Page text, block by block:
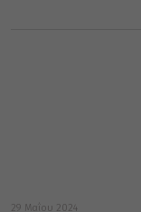
29 Μαΐου 2024